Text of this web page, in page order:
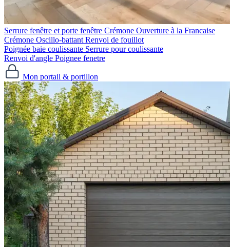
Serrure fenêtre et porte fenêtre
Crémone Ouverture à la Francaise
Crémone Oscillo-battant Renvoi de fouillot
Poignée baie coulissante Serrure pour coulissante
Renvoi d'angle Poignee fenetre
Mon portail & portillon